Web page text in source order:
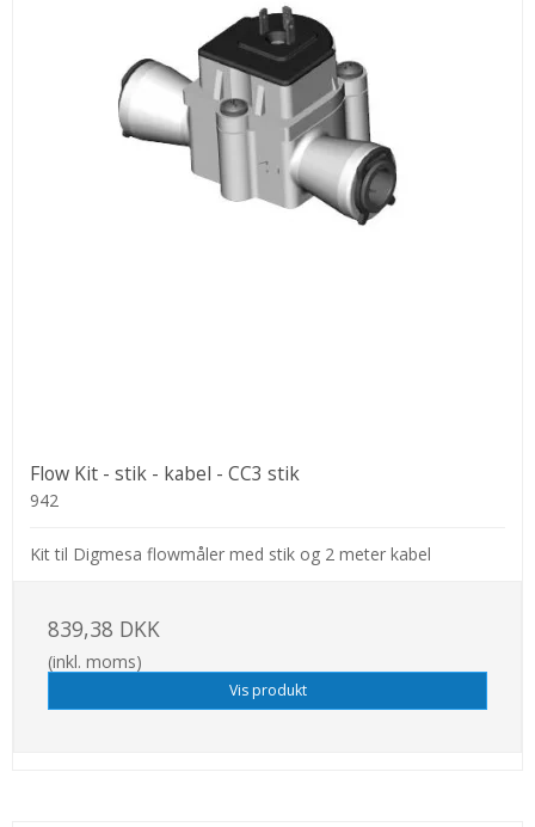
Flow Kit - stik - kabel - CC3 stik
942
Kit til Digmesa flowmåler med stik og 2 meter kabel
839,38 DKK
(inkl. moms)
Vis produkt